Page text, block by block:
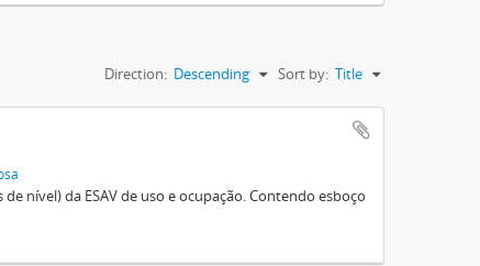
Sort by: Title
Direction: Descending
nível) da ESAV de uso e ocupação. Contendo esboço